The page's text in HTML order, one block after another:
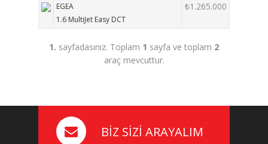
EGEA
1.6 MultiJet Easy DCT
₺1.265.000
1. sayfadasınız. Toplam 1 sayfa ve toplam 2
araç mevcuttur.
BİZ SİZİ ARAYALIM